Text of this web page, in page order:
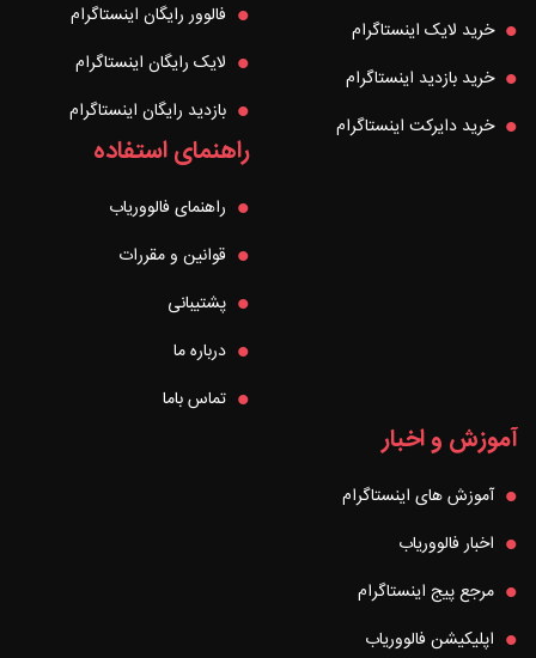
خرید لایک اینستاگرام
خرید بازدید اینستاگرام
خرید دایرکت اینستاگرام
فالوور رایگان اینستاگرام
لایک رایگان اینستاگرام
بازدید رایگان اینستاگرام
راهنمای استفاده
راهنمای فالووریاب
قوانین و مقررات
پشتیبانی
درباره ما
تماس باما
آموزش و اخبار
آموزش های اینستاگرام
اخبار فالووریاب
مرجع پیج اینستاگرام
اپلیکیشن فالووریاب